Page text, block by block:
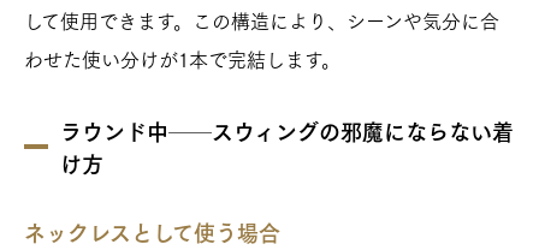
して使用できます。この構造により、シーンや気分に合
わせた使い分けが1本で完結します。
ラウンド中──スウィングの邪魔にならない着
け方
ネックレスとして使う場合